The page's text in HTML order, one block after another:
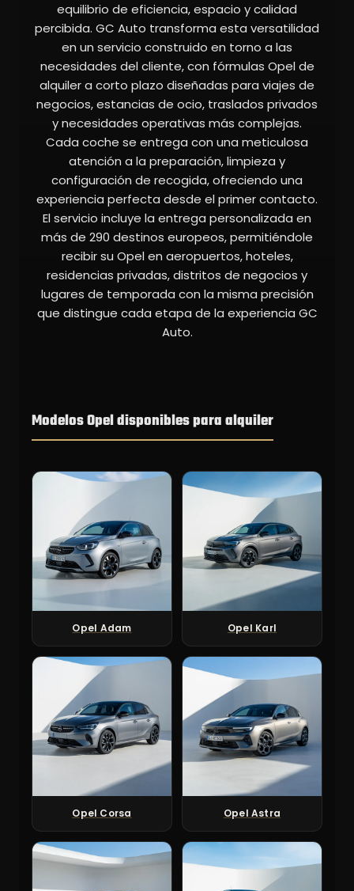
equilibrio de eficiencia, espacio y calidad
percibida. GC Auto transforma esta versatilidad
en un servicio construido en torno a las
necesidades del cliente, con fórmulas Opel de
alquiler a corto plazo diseñadas para viajes de
negocios, estancias de ocio, traslados privados
y necesidades operativas más complejas.
Cada coche se entrega con una meticulosa
atención a la preparación, limpieza y
configuración de recogida, ofreciendo una
experiencia perfecta desde el primer contacto.
El servicio incluye la entrega personalizada en
más de 290 destinos europeos, permitiéndole
recibir su Opel en aeropuertos, hoteles,
residencias privadas, distritos de negocios y
lugares de temporada con la misma precisión
que distingue cada etapa de la experiencia GC
Auto.
Modelos Opel disponibles para alquiler
Opel Adam Opel Karl
Opel Corsa Opel Astra